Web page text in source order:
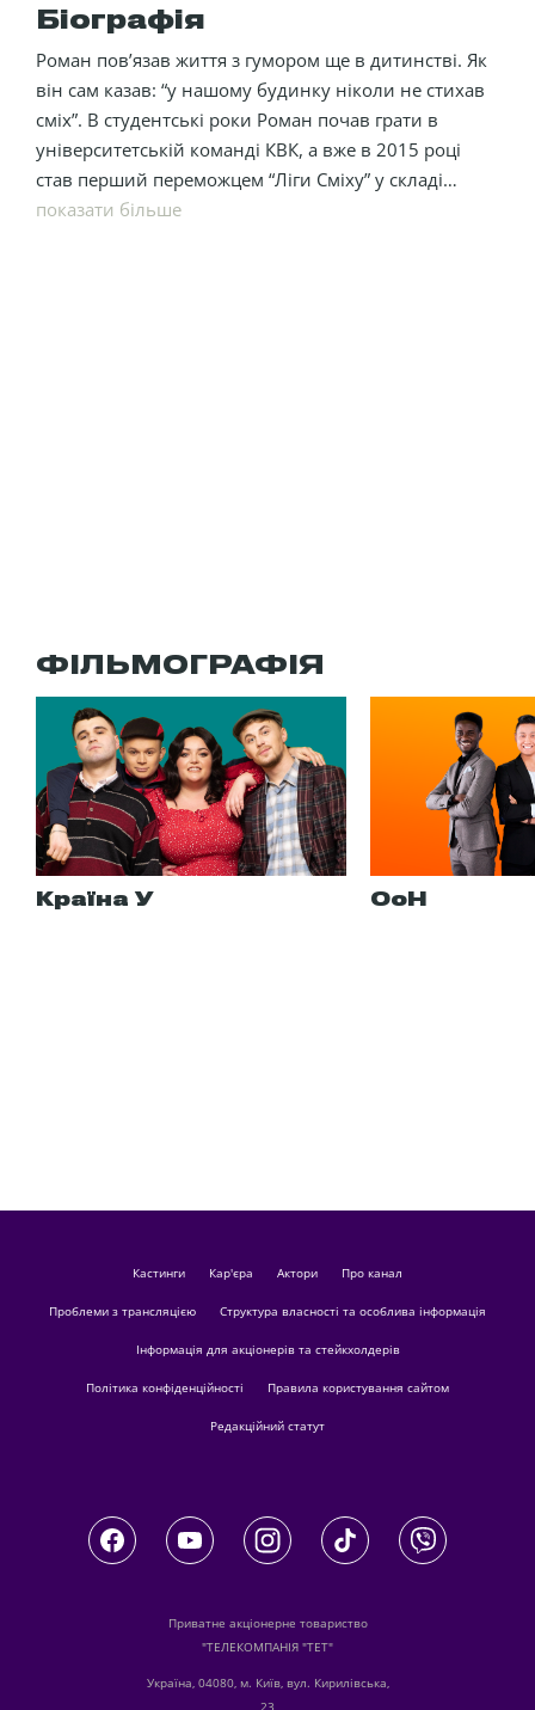
Біографія
Роман пов’язав життя з гумором ще в дитинстві. Як
він сам казав: “у нашому будинку ніколи не стихав
сміх”. В студентські роки Роман почав грати в
університетській команді КВК, а вже в 2015 році
став перший переможцем “Ліги Сміху” у складі
команди “Два капітана 1955”. Роман пише сценарії
показати більше
ФІЛЬМОГРАФІЯ
Країна У ОоН
кастинги Кар'єра актори Про канал
Проблеми з трансляцією Структура власності та особлива інформація
Інформація для акціонерів та стейкхолдерів
Політика конфіденційності Правила користування сайтом
Редакційний статут
Приватне акціонерне товариство
"ТЕЛЕКОМПАНІЯ "ТЕТ"
Україна, 04080, м. Київ, вул. Кирилівська,
23